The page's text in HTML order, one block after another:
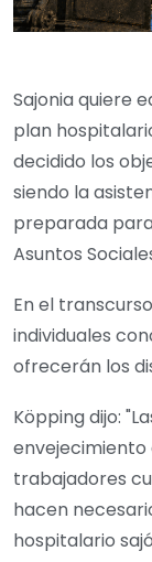
Sajonia quiere
plan
decidido los
siendo la
preparada
Asuntos
En el
individuales
ofrecerán los
Köpping dijo:
envejecimiento
trabajadores
hacen
hospitalario